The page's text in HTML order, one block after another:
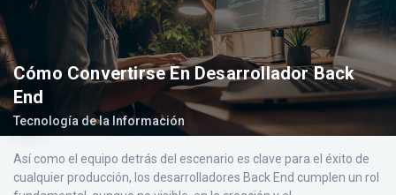
Cómo Convertirse En Desarrollador Back
End
Tecnología de la Información
Así como el equipo detrás del escenario es clave para el éxito de
cualquier producción, los desarrolladores Back End cumplen un rol